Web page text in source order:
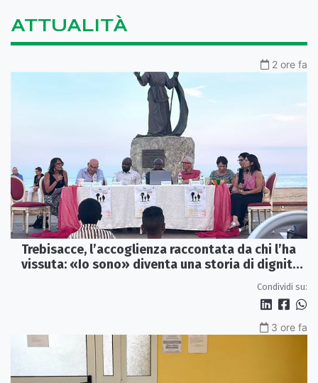
ATTUALITÀ
2 ore fa
Trebisacce, l’accoglienza raccontata da chi l’ha
vissuta: «Io sono» diventa una storia di dignità
Condividi su:
3 ore fa